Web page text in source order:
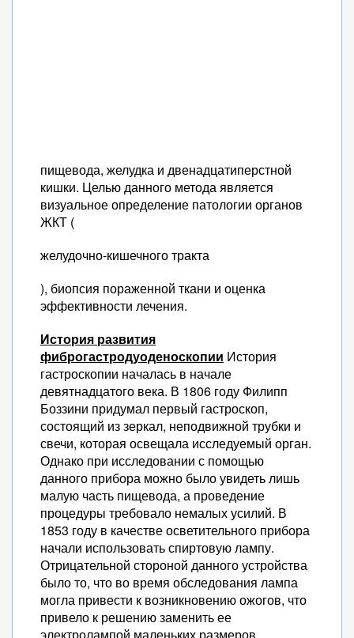
пищевода, желудка и двенадцатиперстной
кишки. Целью данного метода является
визуальное определение патологии органов
ЖКТ (
желудочно-кишечного тракта
), биопсия пораженной ткани и оценка
эффективности лечения.
История развития
фиброгастродуоденоскопии История
гастроскопии началась в начале
девятнадцатого века. В 1806 году Филипп
Боззини придумал первый гастроскоп,
состоящий из зеркал, неподвижной трубки и
свечи, которая освещала исследуемый орган.
Однако при исследовании с помощью
данного прибора можно было увидеть лишь
малую часть пищевода, а проведение
процедуры требовало немалых усилий. В
1853 году в качестве осветительного прибора
начали использовать спиртовую лампу.
Отрицательной стороной данного устройства
было то, что во время обследования лампа
могла привести к возникновению ожогов, что
привело к решению заменить ее